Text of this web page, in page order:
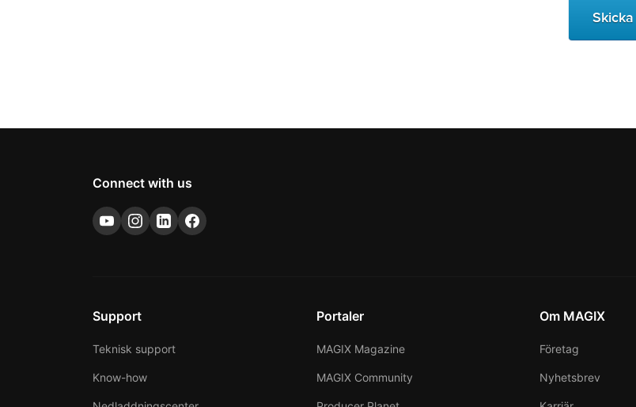
Connect with us
Support
Teknisk support
Know-how
Portaler
MAGIX Magazine
MAGIX Community
Om MAGIX
Företag
Nyhetsbrev